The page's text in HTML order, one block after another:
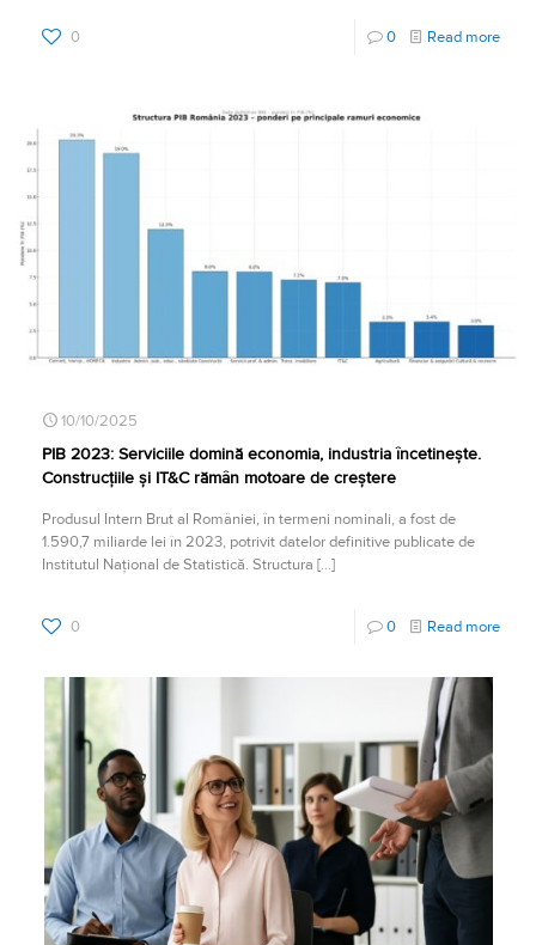
0 0 Read more
10/10/2025
PIB 2023: Serviciile domină economia, industria încetinește.
Construcțiile și IT&C rămân motoare de creștere
Produsul Intern Brut al României, în termeni nominali, a fost de
1.590,7 miliarde lei în 2023, potrivit datelor definitive publicate de
Institutul Național de Statistică. Structura […]
0 0 Read more